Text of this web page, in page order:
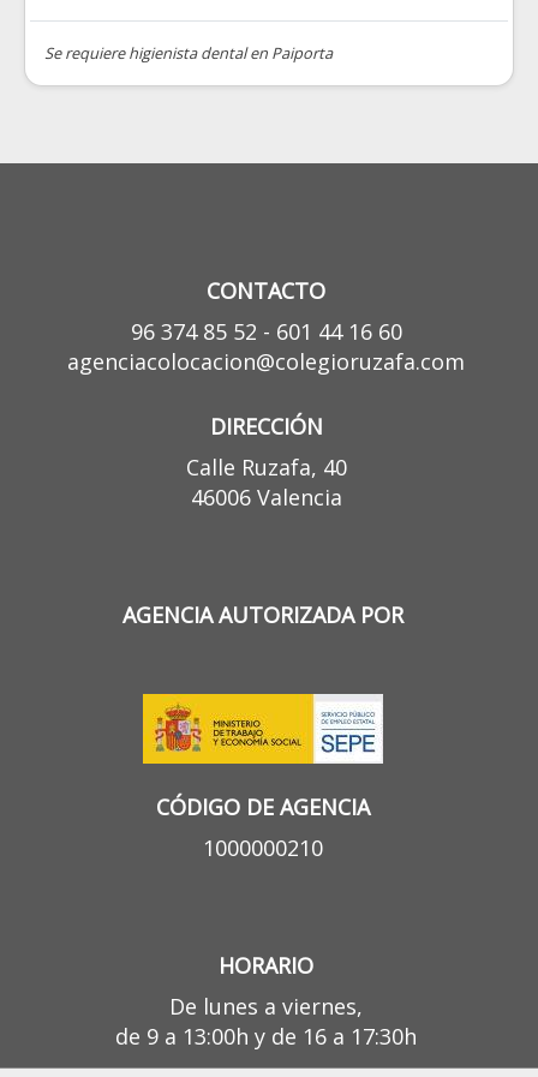
Se requiere higienista dental en Paiporta
CONTACTO
96 374 85 52 - 601 44 16 60
agenciacolocacion@colegioruzafa.com
DIRECCIÓN
Calle Ruzafa, 40
46006 Valencia
AGENCIA AUTORIZADA POR
CÓDIGO DE AGENCIA
1000000210
HORARIO
De lunes a viernes,
de 9 a 13:00h y de 16 a 17:30h